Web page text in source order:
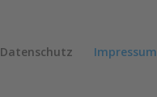
Datenschutz Impressum